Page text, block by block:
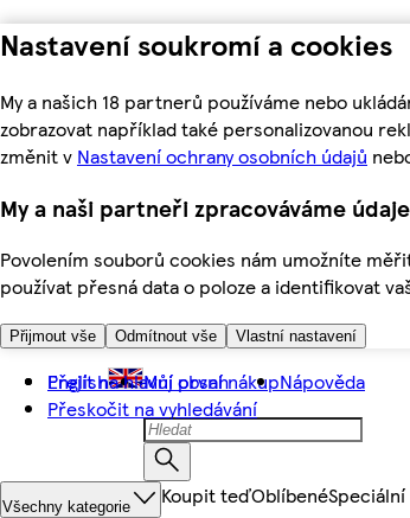
Nastavení soukromí a cookies
My a našich 18 partnerů používáme nebo
zobrazovat například také personalizovanou
změnit v Nastavení ochrany osobních údajů
My a naši partneři zpracováváme
Povolením souborů cookies nám umožníte
používat přesná data o poloze a identifikovat
Přijmout vše Odmítnout vše Vlastní nastavení
Přejít na hlavní obsah
Přeskočit na vyhledávání
English Můj první nákupNápověda
Všechny kategorie Koupit teďOblíbené